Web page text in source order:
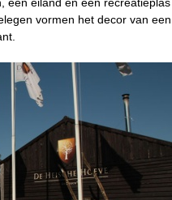
vormen het decor van een